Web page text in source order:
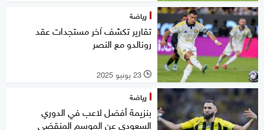
رياضة
تقارير تكشف آخر مستجدات عقد
رونالدو مع النصر
l 23 يونيو 2025
رياضة
بنزيمة أفضل لاعب في الدوري
السعودي عن الموسم المنقضي